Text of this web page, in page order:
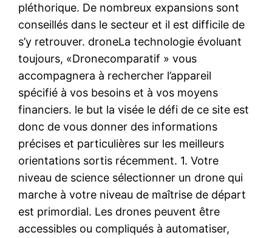
pléthorique. De nombreux expansions sont
conseillés dans le secteur et il est difficile de
s’y retrouver. droneLa technologie évoluant
toujours, «Dronecomparatif » vous
accompagnera à rechercher l’appareil
spécifié à vos besoins et à vos moyens
financiers. le but la visée le défi de ce site est
donc de vous donner des informations
précises et particulières sur les meilleurs
orientations sortis récemment. 1. Votre
niveau de science sélectionner un drone qui
marche à votre niveau de maîtrise de départ
est primordial. Les drones peuvent être
accessibles ou compliqués à automatiser,